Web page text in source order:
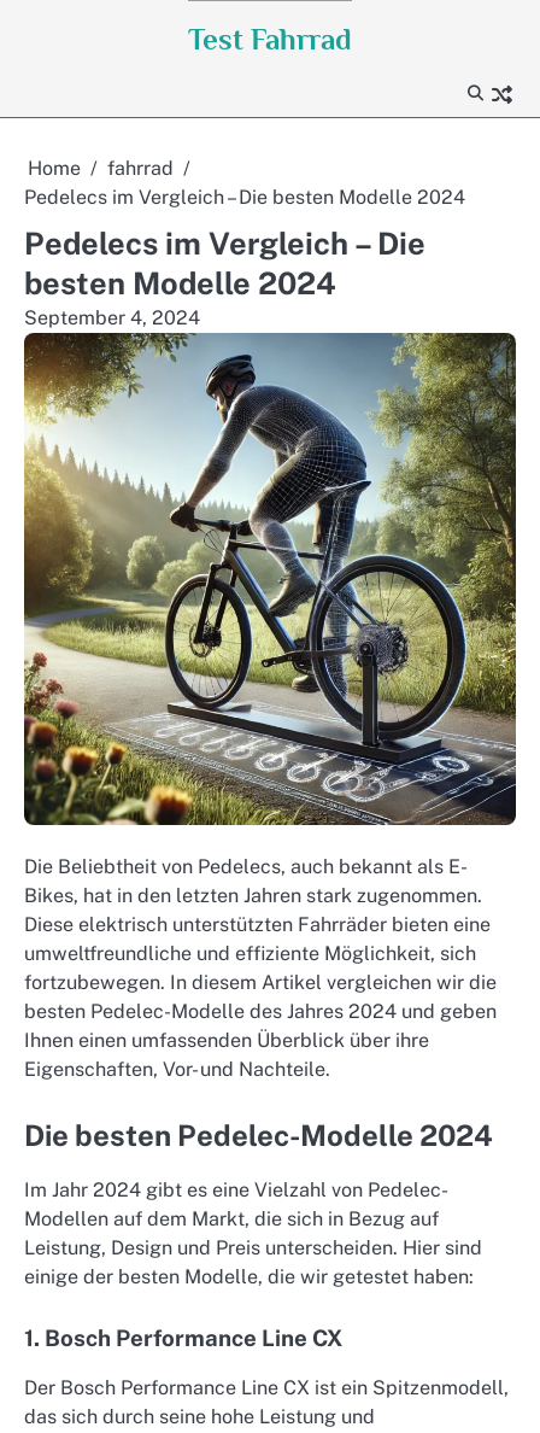
Test Fahrrad
Home
fahrrad
Pedelecs im Vergleich – Die besten Modelle 2024
Pedelecs im Vergleich – Die
besten Modelle 2024
September 4, 2024
Die Beliebtheit von Pedelecs, auch bekannt als E-
Bikes, hat in den letzten Jahren stark zugenommen.
Diese elektrisch unterstützten Fahrräder bieten eine
umweltfreundliche und effiziente Möglichkeit, sich
fortzubewegen. In diesem Artikel vergleichen wir die
besten Pedelec-Modelle des Jahres 2024 und geben
Ihnen einen umfassenden Überblick über ihre
Eigenschaften, Vor- und Nachteile.
Die besten Pedelec-Modelle 2024
Im Jahr 2024 gibt es eine Vielzahl von Pedelec-
Modellen auf dem Markt, die sich in Bezug auf
Leistung, Design und Preis unterscheiden. Hier sind
einige der besten Modelle, die wir getestet haben:
1. Bosch Performance Line CX
Der Bosch Performance Line CX ist ein Spitzenmodell,
das sich durch seine hohe Leistung und